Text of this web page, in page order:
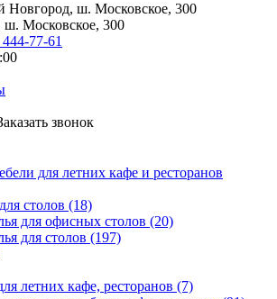
ш. Московское, 300
Московское, 300
77-61
звонок
для летних кафе и ресторанов
столов (18)
для офисных столов (20)
для столов (197)
летних кафе, ресторанов (7)